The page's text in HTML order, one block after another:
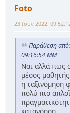
Foto
23 Ιουν 2022,
Παράθεση
09:16:54 ΜΜ
Ναι αλλά πως
μέσος
η ταξινόμηση
πολύ πιο
κατανόηση.